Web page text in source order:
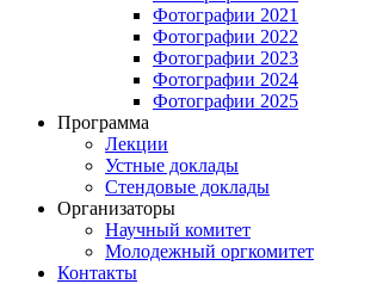
Фотографии 2021
Фотографии 2022
Фотографии 2023
Фотографии 2024
Фотографии 2025
Программа
Лекции
Устные доклады
Стендовые доклады
Организаторы
Научный комитет
Молодежный оргкомитет
Контакты